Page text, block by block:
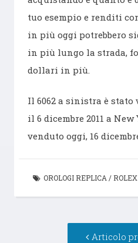
tuo esempio e renditi
in più oggi potrebbero
in più lungo la strada,
dollari in più.
Il 6062 a sinistra è stato
il 6 dicembre 2011 a
venduto oggi, 16
OROLOGI REPLICA /
Navigazione
Articolo